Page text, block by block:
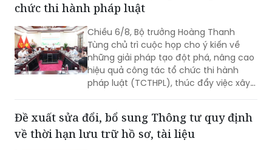
chức thi hành pháp luật
Chiều 6/8, Bộ trưởng Hoàng Thanh
Tùng chủ trì cuộc họp cho ý kiến về
những giải pháp tạo đột phá, nâng cao
hiệu quả công tác tổ chức thi hành
pháp luật (TCTHPL), thúc đẩy việc xây
Nguyễn Thanh Tịnh.
Đề xuất sửa đổi, bổ sung Thông tư quy định
về thời hạn lưu trữ hồ sơ, tài liệu